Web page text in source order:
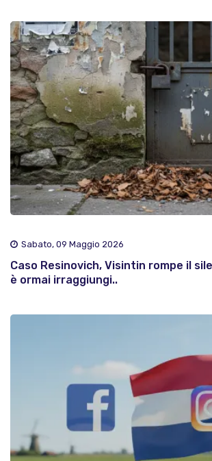
Sabato, 09 Maggio 2026
Caso Resinovich, Visintin rompe il
è ormai irraggiungi..